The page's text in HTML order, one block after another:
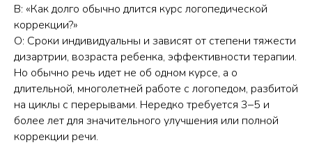
В: «Как долго обычно длится курс логопедической
коррекции?»
О: Сроки индивидуальны и зависят от степени тяжести
дизартрии, возраста ребенка, эффективности терапии.
Но обычно речь идет не об одном курсе, а о
длительной, многолетней работе с логопедом, разбитой
на циклы с перерывами. Нередко требуется 3–5 и
более лет для значительного улучшения или полной
коррекции речи.